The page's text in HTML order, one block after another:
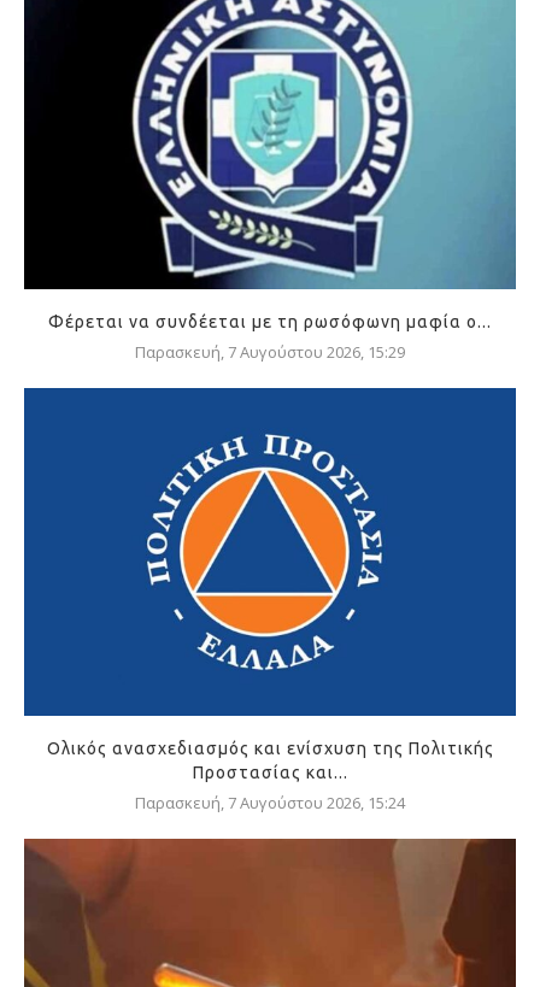
Φέρεται να συνδέεται με τη ρωσόφωνη μαφία ο...
Παρασκευή, 7 Αυγούστου 2026, 15:29
Ολικός ανασχεδιασμός και ενίσχυση της Πολιτικής
Προστασίας και...
Παρασκευή, 7 Αυγούστου 2026, 15:24